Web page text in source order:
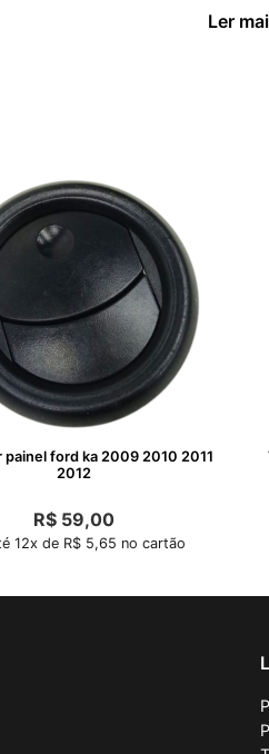
Ler
painel ford ka 2009 2010 2011
2012
R$ 59,00
12x de R$ 5,65 no cartão